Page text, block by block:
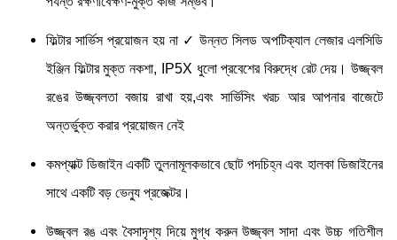
ফিল্টার সার্ভিস প্রয়োজন হয় না ✓ উন্নত সিলড অপটিক্যাল লেজার এলসিডি
ইঞ্জিন ফিল্টার মুক্ত নকশা, IP5X ধুলো প্রবেশের বিরুদ্ধে রেট দেয়। উজ্জ্বল
রঙের উজ্জ্বলতা বজায় রাখা হয়,এবং সার্ভিসিং খরচ আর আপনার বাজেটে
অন্তর্ভুক্ত করার প্রয়োজন নেই
কমপ্যাক্ট ডিজাইন একটি তুলনামূলকভাবে ছোট পদচিহ্ন এবং হালকা ডিজাইনের
সাথে একটি বড় ভেন্যু প্রজেক্টর।
উজ্জ্বল রঙ এবং বৈসাদৃশ্য দিয়ে মুগ্ধ করুন উজ্জ্বল সাদা এবং উচ্চ গতিশীল